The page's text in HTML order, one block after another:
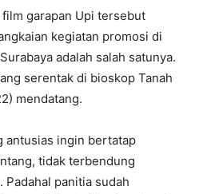
garapan Upi tersebut
kegiatan promosi di
adalah salah satunya.
serentak di bioskop Tanah
mendatang.
antusias ingin bertatap
tidak terbendung
Padahal panitia sudah